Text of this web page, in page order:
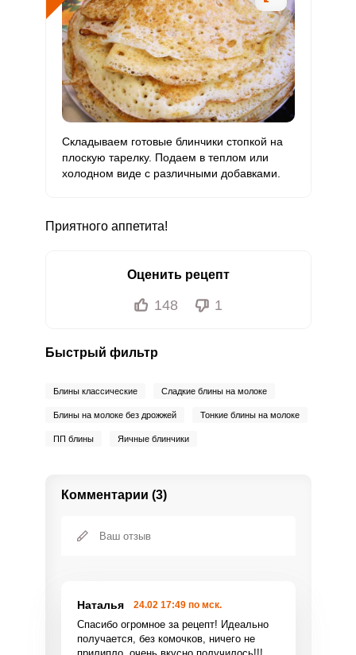
Складываем готовые блинчики стопкой на
плоскую тарелку. Подаем в теплом или
холодном виде с различными добавками.
Приятного аппетита!
Оценить рецепт
148 1
Быстрый фильтр
Блины классические Сладкие блины на молоке
Блины на молоке без дрожжей Тонкие блины на молоке
ПП блины Яичные блинчики
Комментарии (3)
Наталья 24.02 17:49 по мск.
Спасибо огромное за рецепт! Идеально
получается, без комочков, ничего не